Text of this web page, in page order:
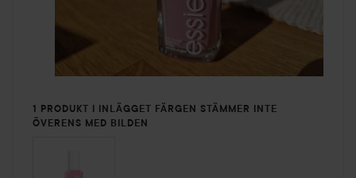
1 PRODUKT I INLÄGGET FÄRGEN STÄMMER INTE
ÖVERENS MED BILDEN